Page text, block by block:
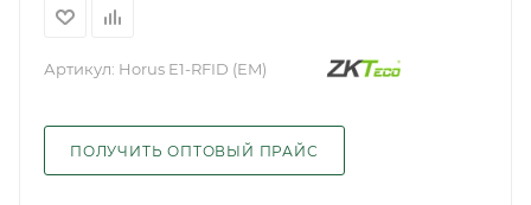
Артикул: Horus E1-RFID (EM)
ПОЛУЧИТЬ ОПТОВЫЙ ПРАЙС